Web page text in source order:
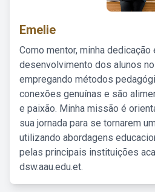
Emelie
Como mentor, minha dedicação
desenvolvimento dos alunos
empregando métodos
conexões genuínas e são
e paixão. Minha missão é
sua jornada para se tornarem
utilizando abordagens
pelas principais instituições
dsw.aau.edu.et.